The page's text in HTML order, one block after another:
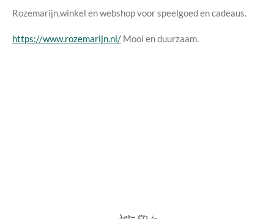
Rozemarijn,winkel en webshop voor speelgoed en cadeaus.
https://www.rozemarijn.nl/ Mooi en duurzaam.